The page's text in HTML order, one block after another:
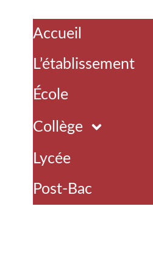
Accueil
L’établissement
École
Collège
Lycée
Post-Bac